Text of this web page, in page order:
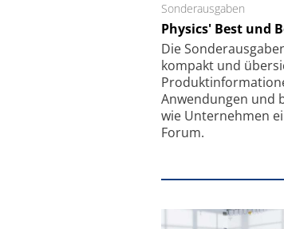
Sonderausgaben
Physics' Best und
Die
kompakt und
Anwendungen und
wie Unternehmen
Forum.